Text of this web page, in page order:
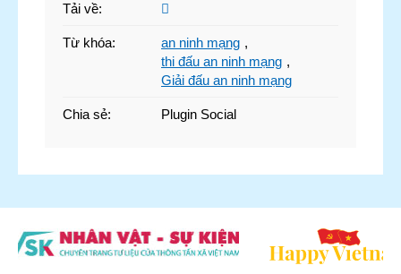
Tải về:
Từ khóa: an ninh mạng ,
thi đấu an ninh mạng ,
Giải đấu an ninh mạng
Chia sẻ: Plugin Social